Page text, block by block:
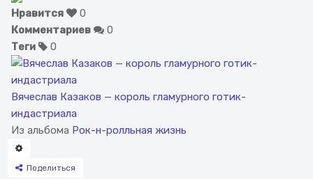
Нравится
0
Комментариев
0
Теги
0
Вячеслав Казаков — король гламурного готик-
индастриала
Из альбома Рок-н-ролльная жизнь
Поделиться